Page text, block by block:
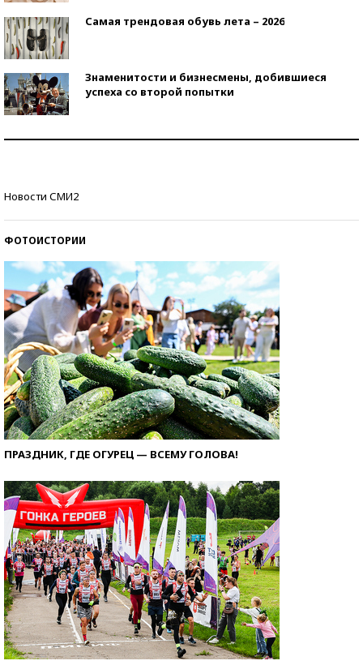
Самая трендовая обувь лета – 2026
Знаменитости и бизнесмены, добившиеся
успеха со второй попытки
Новости СМИ2
ФОТОИСТОРИИ
ПРАЗДНИК, ГДЕ ОГУРЕЦ — ВСЕМУ ГОЛОВА!